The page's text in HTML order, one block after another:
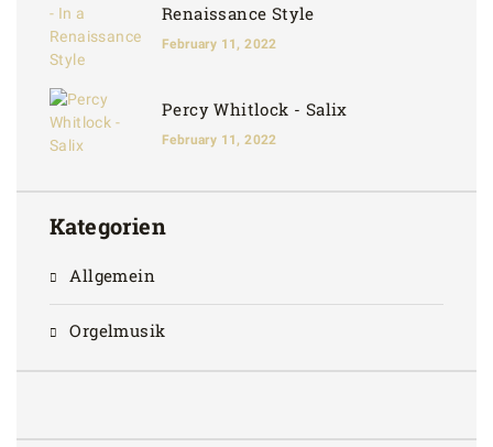
Renaissance Style
February 11, 2022
Percy Whitlock - Salix
February 11, 2022
Kategorien
Allgemein
Orgelmusik